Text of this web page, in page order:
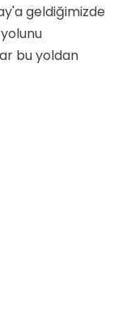
geldiğimizde
bu yoldan